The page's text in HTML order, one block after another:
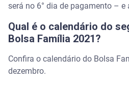
será no 6° dia de pagamento –
Qual é o calendário do
Bolsa Família 2021?
Confira o calendário do Bolsa
dezembro.